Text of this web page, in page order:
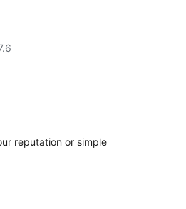
reputation or simple